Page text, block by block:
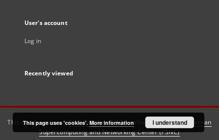
User's account
Log in
Recently viewed
This service runs onDInGO dLibra 6.3.21software created by
Poznan
Supercomputing and Networking Center (PSNC)
This page uses 'cookies'. More information I understand